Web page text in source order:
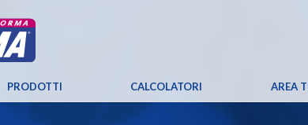
PRODOTTI CALCOLATORI AREA